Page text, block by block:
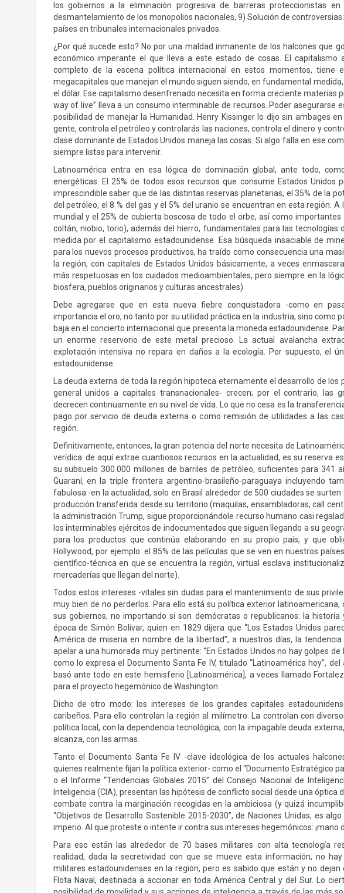
los gobiernos a la eliminación progresiva de barreras proteccionistas
desmantelamiento de los monopolios nacionales, 9) Solución de
países en tribunales internacionales privados.
¿Por qué sucede esto? No por una maldad inmanente de los halcones que
económico imperante el que lleva a este estado de cosas. El capitalismo
completo de la escena política internacional en estos momentos, tiene
megacapitales que manejan el mundo siguen siendo, en fundamental
el dólar. Ese capitalismo desenfrenado necesita en forma creciente materias
way of live” lleva a un consumo interminable de recursos. Poder asegurarse
posibilidad de manejar la Humanidad. Henry Kissinger lo dijo sin ambages
gente, controla el petróleo y controlarás las naciones, controla el dinero y
clase dominante de Estados Unidos maneja las cosas. Si algo falla en ese
siempre listas para intervenir.
Latinoamérica entra en esa lógica de dominación global, ante todo,
energéticas. El 25% de todos esos recursos que consume Estados Unidos
imprescindible saber que de las distintas reservas planetarias, el 35% de la
del petróleo, el 8 % del gas y el 5% del uranio se encuentran en esta región.
mundial y el 25% de cubierta boscosa de todo el orbe, así como
coltán, niobio, torio), además del hierro, fundamentales para las tecnologías
medida por el capitalismo estadounidense. Esa búsqueda insaciable de
para los nuevos procesos productivos, ha traído como consecuencia una
la región, con capitales de Estados Unidos básicamente, a veces
más respetuosas en los cuidados medioambientales, pero siempre en la
biosfera, pueblos originarios y culturas ancestrales).
Debe agregarse que en esta nueva fiebre conquistadora -como en
importancia el oro, no tanto por su utilidad práctica en la industria, sino como
baja en el concierto internacional que presenta la moneda estadounidense.
un enorme reservorio de este metal precioso. La actual avalancha
explotación intensiva no repara en daños a la ecología. Por supuesto, el
estadounidense.
La deuda externa de toda la región hipoteca eternamente el desarrollo de
general unidos a capitales transnacionales- crecen; por el contrario, las
decrecen continuamente en su nivel de vida. Lo que no cesa es la
pago por servicio de deuda externa o como remisión de utilidades a las
región.
Definitivamente, entonces, la gran potencia del norte necesita de
verídica: de aquí extrae cuantiosos recursos en la actualidad, es su reserva
su subsuelo 300.000 millones de barriles de petróleo, suficientes para 341
Guaraní, en la triple frontera argentino-brasileño-paraguaya incluyendo
fabulosa -en la actualidad, solo en Brasil alrededor de 500 ciudades se
producción transferida desde su territorio (maquilas, ensambladoras, call
la administración Trump, sigue proporcionándole recurso humano casi
los interminables ejércitos de indocumentados que siguen llegando a su
para los productos que continúa elaborando en su propio país, y que
Hollywood, por ejemplo: el 85% de las películas que se ven en nuestros
científico-técnica en que se encuentra la región, virtual esclava
mercaderías que llegan del norte).
Todos estos intereses -vitales sin dudas para el mantenimiento de sus
muy bien de no perderlos. Para ello está su política exterior
sus gobiernos, no importando si son demócratas o republicanos: la
época de Simón Bolívar, quien en 1829 dijera que “Los Estados Unidos
América de miseria en nombre de la libertad”, a nuestros días, la
apelar a una humorada muy pertinente: “En Estados Unidos no hay golpes
como lo expresa el Documento Santa Fe IV, titulado “Latinoamérica hoy”,
basó ante todo en este hemisferio [Latinoamérica], a veces llamado
para el proyecto hegemónico de Washington.
Dicho de otro modo: los intereses de los grandes capitales
caribeños. Para ello controlan la región al milímetro. La controlan con
política local, con la dependencia tecnológica, con la impagable deuda
alcanza, con las armas.
Tanto el Documento Santa Fe IV -clave ideológica de los actuales
quienes realmente fijan la política exterior- como el “Documento Estratégico
o el Informe “Tendencias Globales 2015” del Consejo Nacional de
Inteligencia (CIA), presentan las hipótesis de conflicto social desde una óptica
combate contra la marginación recogidas en la ambiciosa (y quizá
“Objetivos de Desarrollo Sostenible 2015-2030”, de Naciones Unidas, es
imperio. Al que proteste o intente ir contra sus intereses hegemónicos: ¡mano
Para eso están las alrededor de 70 bases militares con alta tecnología
realidad, dada la secretividad con que se mueve esta información, no
militares estadounidenses en la región, pero es sabido que están y no
Flota Naval, destinada a accionar en toda América Central y del Sur. Lo